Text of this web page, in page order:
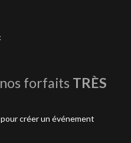
forfaits TRÈS
créer un événement